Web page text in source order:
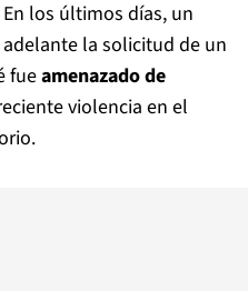
En los últimos días, un
la solicitud de un
fueamenazado de
violencia en el